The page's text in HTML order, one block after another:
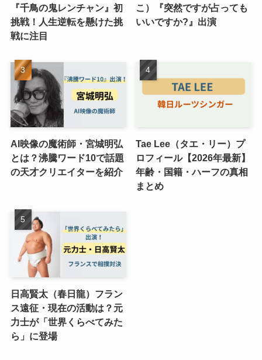
『千鳥の鬼レンチャン』初
挑戦！人生逆転を懸けた挑
戦に注目
こ）『突然ですが占っても
いいですか?』出演
AI映像の魔術師・宮城明弘
とは？沸騰ワード10で話題
の天才クリエイターを紹介
Tae Lee（タエ・リー）プ
ロフィール【2026年最新】
年齢・国籍・ハーフの真相
まとめ
日高賢太（春日龍）フラン
ス遠征・現在の活動は？元
力士が「世界くらべてみた
ら」に登場